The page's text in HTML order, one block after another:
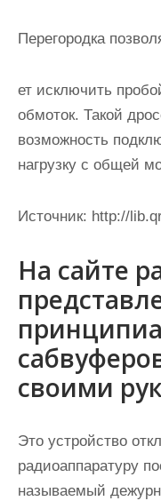
Перегородка
ет исключить
обмоток. Такой
возможность
нагрузку с общей
Источник: http://
На сайте
своими
Это устройство
радиоаппаратуру
называемый